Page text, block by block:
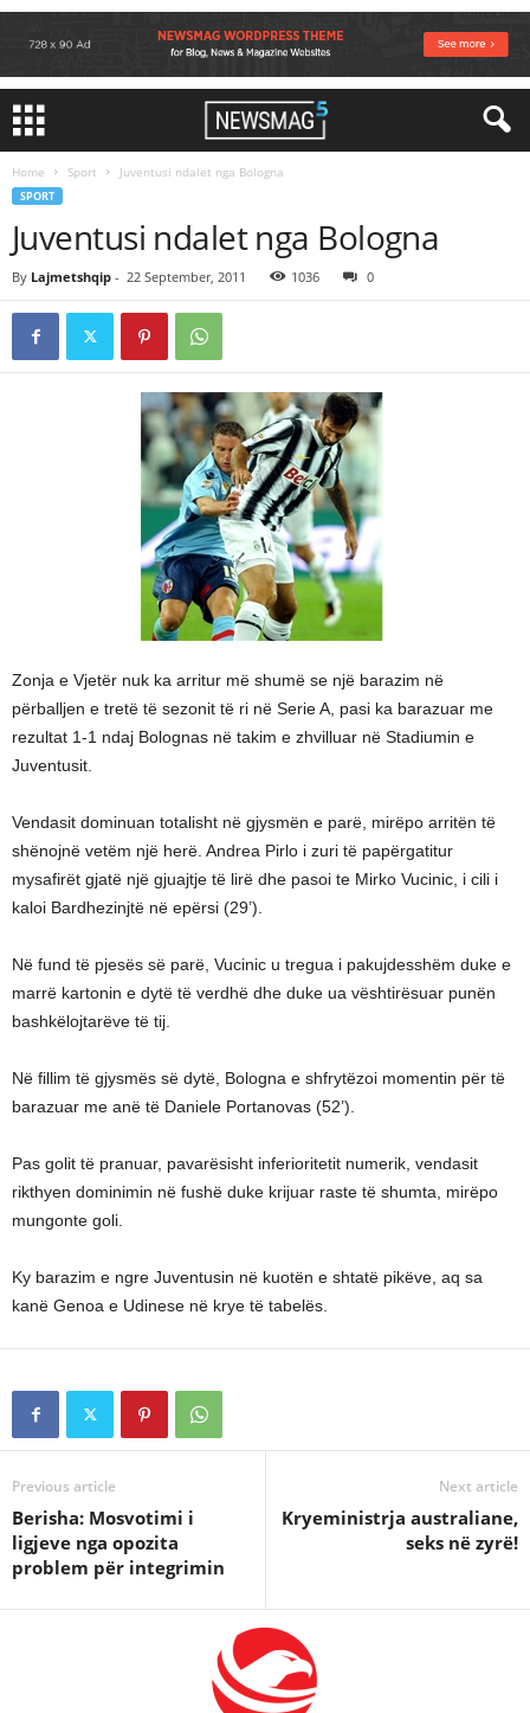
Home Sport Juventusi ndalet nga Bologna
SPORT
Juventusi ndalet nga Bologna
By Lajmetshqip - 22 September, 2011 1036 0
Zonja e Vjetër nuk ka arritur më shumë se një barazim në
përballjen e tretë të sezonit të ri në Serie A, pasi ka barazuar me
rezultat 1-1 ndaj Bolognas në takim e zhvilluar në Stadiumin e
Juventusit.
Vendasit dominuan totalisht në gjysmën e parë, mirëpo arritën të
shënojnë vetëm një herë. Andrea Pirlo i zuri të papërgatitur
mysafirët gjatë një gjuajtje të lirë dhe pasoi te Mirko Vucinic, i cili i
kaloi Bardhezinjtë në epërsi (29’).
Në fund të pjesës së parë, Vucinic u tregua i pakujdesshëm duke e
marrë kartonin e dytë të verdhë dhe duke ua vështirësuar punën
bashkëlojtarëve të tij.
Në fillim të gjysmës së dytë, Bologna e shfrytëzoi momentin për të
barazuar me anë të Daniele Portanovas (52’).
Pas golit të pranuar, pavarësisht inferioritetit numerik, vendasit
rikthyen dominimin në fushë duke krijuar raste të shumta, mirëpo
mungonte goli.
Ky barazim e ngre Juventusin në kuotën e shtatë pikëve, aq sa
kanë Genoa e Udinese në krye të tabelës.
Previous article
Berisha: Mosvotimi i
ligjeve nga opozita
problem për integrimin
Next article
Kryeministrja australiane,
seks në zyrë!